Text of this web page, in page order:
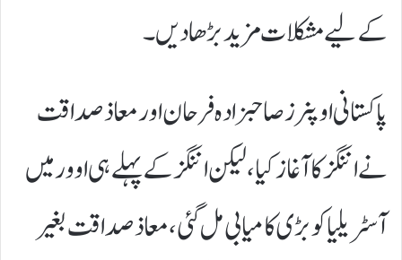
کے لیے مشکلات مزید بڑھا دیں۔
پاکستانی اوپنرز صاحبزادہ فرحان اور معاذ صداقت
نے اننگز کا آغاز کیا، لیکن اننگز کے پہلے ہی اوور میں
آسٹریلیا کو بڑی کامیابی مل گئی، معاذ صداقت بغیر